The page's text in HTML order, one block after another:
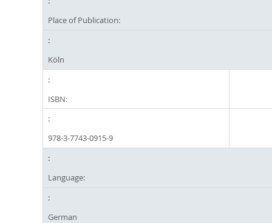
Place of Publication:
Köln
ISBN:
978-3-7743-0915-9
Language:
German